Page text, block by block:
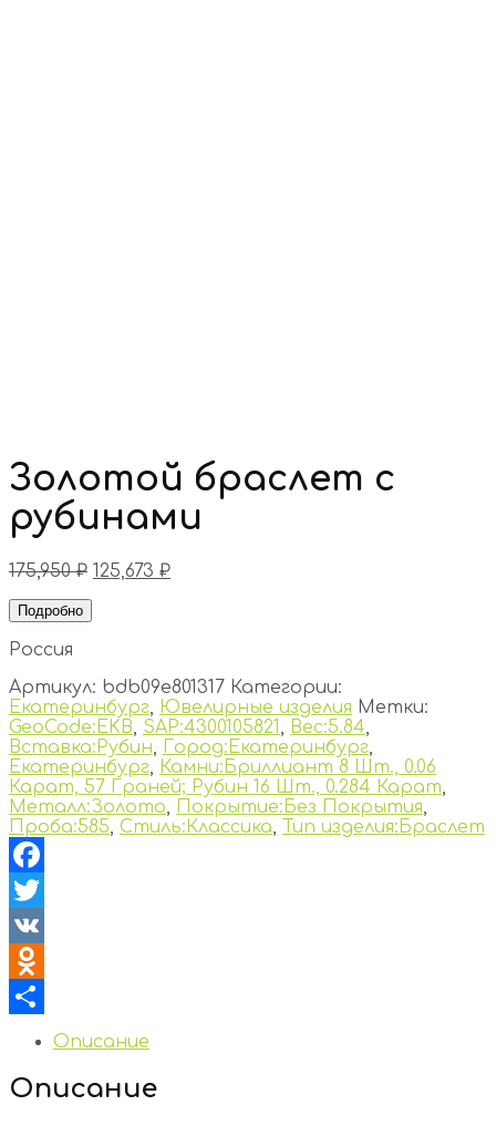
Золотой браслет с
рубинами
175,950₽ 125,673 ₽
Подробно
Россия
Артикул: bdb09e801317 Категории:
Екатеринбург, Ювелирные изделия Метки:
GeoCode:EKB, SAP:4300105821, Вес:5.84,
Вставка:Рубин, Город:Екатеринбург,
Екатеринбург, Камни:Бриллиант 8 Шт., 0.06
Карат, 57 Граней; Рубин 16 Шт., 0.284 Карат,
Металл:Золото, Покрытие:Без Покрытия,
Проба:585, Стиль:Классика, Тип изделия:Браслет
Facebook
Twitter
VK
Odnoklassniki
Отправить
Описание
Описание